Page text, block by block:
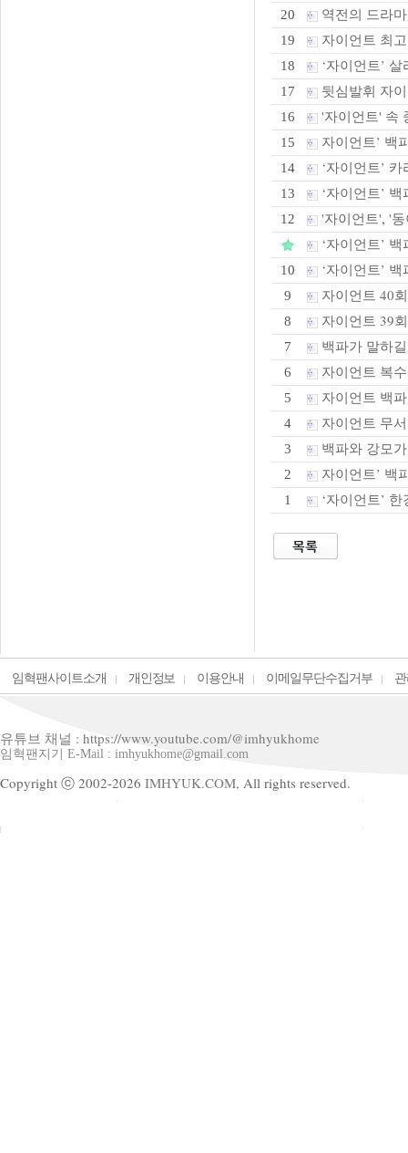
20 역전의 드라
19 자이언트 최
18 ‘자이언트’
17 뒷심발휘 자
16 '자이언트' 속
15 자이언트’ 백
14 ‘자이언트’
13 ‘자이언트’
12
'자이언트', '
‘자이언트’
10 ‘자이언트’
9 자이언트 40
8 자이언트 39
7 백파가 말하
6 자이언트 복
5 자이언트 백
4 자이언트 무
3 백파와 강모
2 자이언트’ 백
1 ‘자이언트’
임혁팬사이트소개 개인정보 이용안내 이메일무단수집거부
유튜브 채널 : https://www.youtube.com/@imhyukhome
임혁팬지기 E-Mail : imhyukhome@gmail.com
Copyright ⓒ 2002-2026 IMHYUK.COM, All rights reserved.